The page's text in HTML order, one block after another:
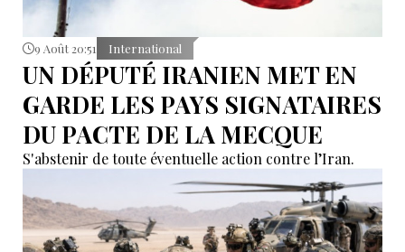
9 Août 20:51 International
UN DÉPUTÉ IRANIEN MET EN
GARDE LES PAYS SIGNATAIRES
DU PACTE DE LA MECQUE
S'abstenir de toute éventuelle action contre l’Iran.